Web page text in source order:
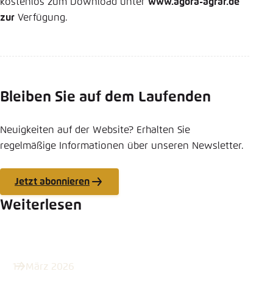
zur Verfügung.
Bleiben Sie auf dem Laufenden
Neuigkeiten auf der Website? Erhalten Sie
regelmäßige Informationen über unseren Newsletter.
Jetzt abonnieren
Weiterlesen
17. März 2026